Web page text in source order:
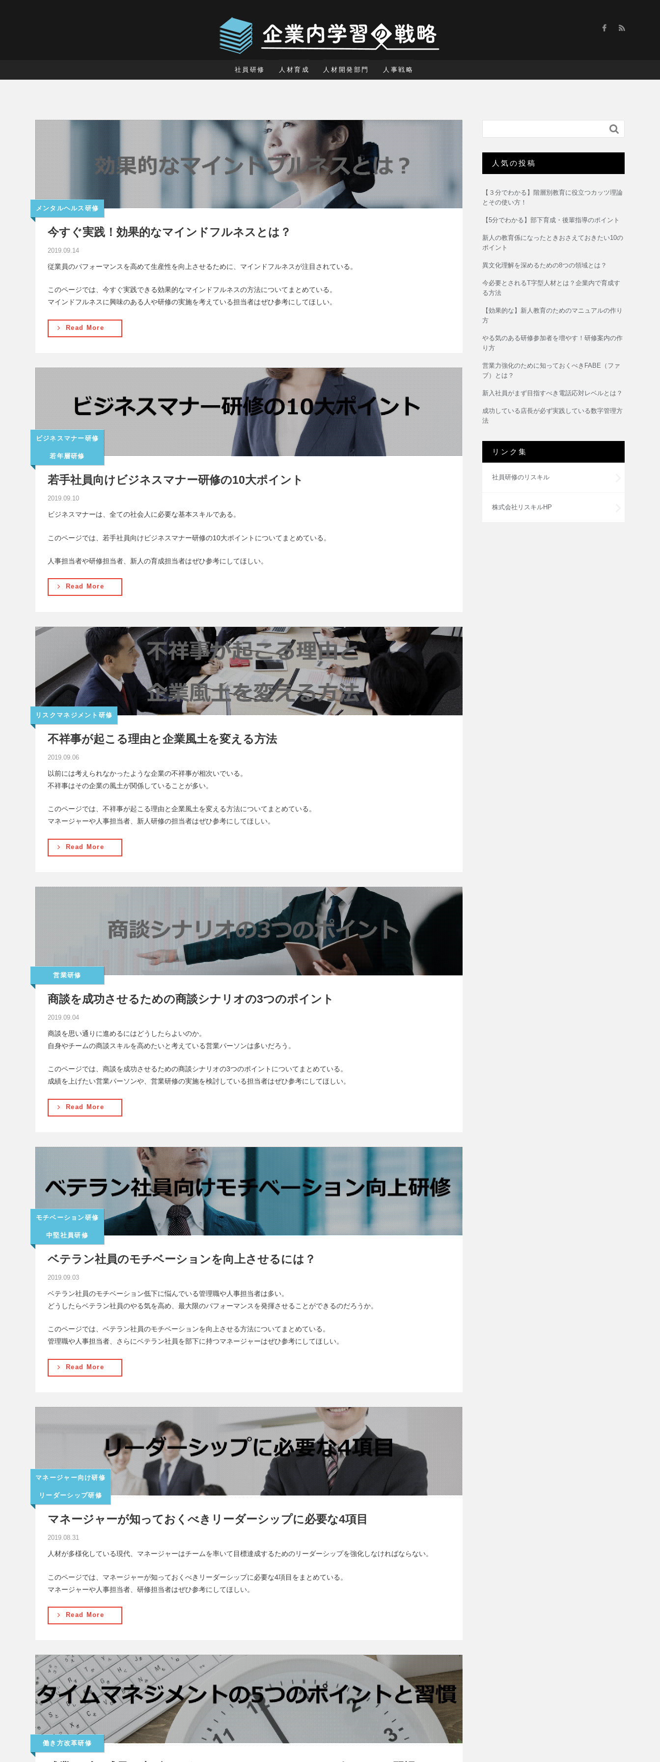
社員研修 人材育成 人材開発部門 人事戦略
メンタルヘルス研修
今すぐ実践！効果的なマインドフルネスとは？
2019.09.14
従業員のパフォーマンスを高めて生産性を向上させるために、マインドフルネスが注目されている。
このページでは、今すぐ実践できる効果的なマインドフルネスの方法についてまとめている。
マインドフルネスに興味のある人や研修の実施を考えている担当者はぜひ参考にしてほしい。
Read More
ビジネスマナー研修
若年層研修
若手社員向けビジネスマナー研修の10大ポイント
2019.09.10
ビジネスマナーは、全ての社会人に必要な基本スキルである。
このページでは、若手社員向けビジネスマナー研修の10大ポイントについてまとめている。
人事担当者や研修担当者、新人の育成担当者はぜひ参考にしてほしい。
Read More
リスクマネジメント研修
不祥事が起こる理由と企業風土を変える方法
2019.09.06
以前には考えられなかったような企業の不祥事が相次いでいる。
不祥事はその企業の風土が関係していることが多い。
このページでは、不祥事が起こる理由と企業風土を変える方法についてまとめている。
マネージャーや人事担当者、新人研修の担当者はぜひ参考にしてほしい。
Read More
営業研修
商談を成功させるための商談シナリオの3つのポイント
2019.09.04
商談を思い通りに進めるにはどうしたらよいのか。
自身やチームの商談スキルを高めたいと考えている営業パーソンは多いだろう。
このページでは、商談を成功させるための商談シナリオの3つのポイントについてまとめている。
成績を上げたい営業パーソンや、営業研修の実施を検討している担当者はぜひ参考にしてほしい。
Read More
モチベーション研修
中堅社員研修
ベテラン社員のモチベーションを向上させるには？
2019.09.03
ベテラン社員のモチベーション低下に悩んでいる管理職や人事担当者は多い。
どうしたらベテラン社員のやる気を高め、最大限のパフォーマンスを発揮させることができるのだろうか。
このページでは、ベテラン社員のモチベーションを向上させる方法についてまとめている。
管理職や人事担当者、さらにベテラン社員を部下に持つマネージャーはぜひ参考にしてほしい。
Read More
マネージャー向け研修
リーダーシップ研修
マネージャーが知っておくべきリーダーシップに必要な4項目
2019.08.31
人材が多様化している現代、マネージャーはチームを率いて目標達成するためのリーダーシップを強化しなければならない。
このページでは、マネージャーが知っておくべきリーダーシップに必要な4項目をまとめている。
マネージャーや人事担当者、研修担当者はぜひ参考にしてほしい。
Read More
働き方改革研修

人気の投稿
【３分でわかる】階層別教育に役立つカッツ理論
とその使い方！
【5分でわかる】部下育成・後輩指導のポイント
新人の教育係になったときおさえておきたい10の
ポイント
異文化理解を深めるための8つの領域とは？
今必要とされるT字型人材とは？企業内で育成す
る方法
【効果的な】新人教育のためのマニュアルの作り
方
やる気のある研修参加者を増やす！研修案内の作
り方
営業力強化のために知っておくべきFABE（ファ
ブ）とは？
新入社員がまず目指すべき電話応対レベルとは？
成功している店長が必ず実践している数字管理方
法
リンク集
社員研修のリスキル
株式会社リスキルHP